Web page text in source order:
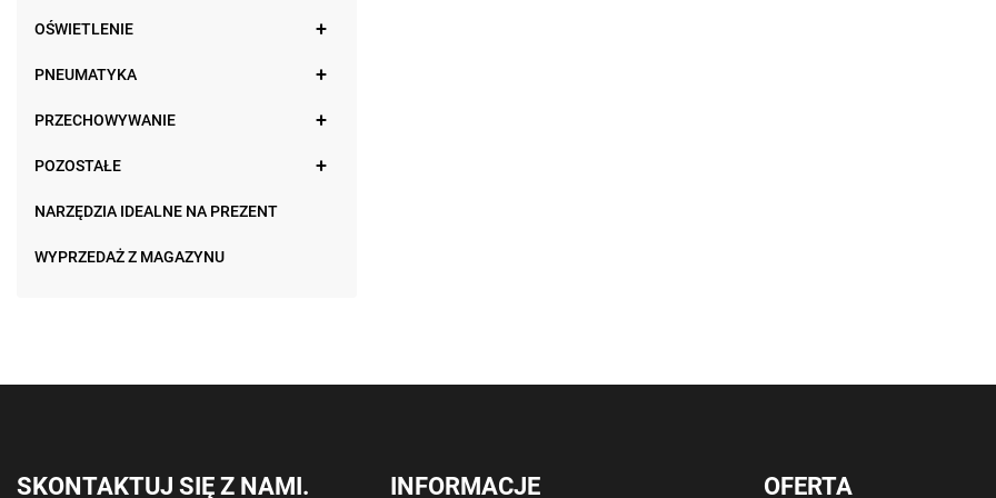
OŚWIETLENIE
PNEUMATYKA
PRZECHOWYWANIE
POZOSTAŁE
NARZĘDZIA IDEALNE NA PREZENT
WYPRZEDAŻ Z MAGAZYNU
SKONTAKTUJ SIĘ Z NAMI. INFORMACJE OFERTA